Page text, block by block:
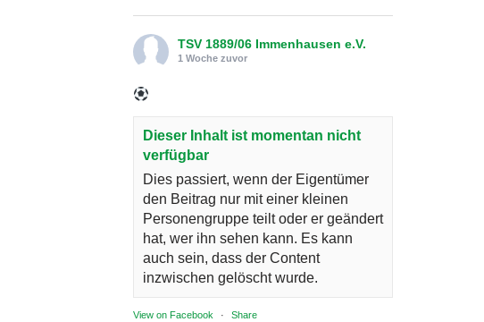
TSV 1889/06 Immenhausen e.V.
1 Woche zuvor
Dieser Inhalt ist momentan nicht
verfügbar
Dies passiert, wenn der Eigentümer
den Beitrag nur mit einer kleinen
Personengruppe teilt oder er geändert
hat, wer ihn sehen kann. Es kann
auch sein, dass der Content
inzwischen gelöscht wurde.
View on Facebook · Share